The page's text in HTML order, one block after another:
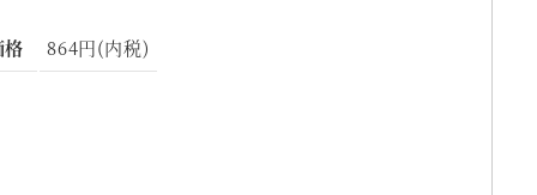
864円(内税)